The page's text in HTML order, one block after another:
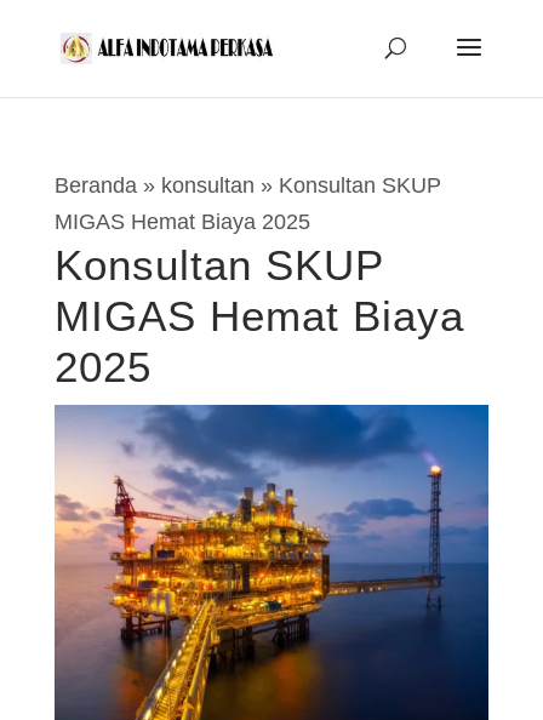
Beranda» konsultan » Konsultan SKUP
MIGAS Hemat Biaya 2025
Konsultan SKUP
MIGAS Hemat Biaya
2025